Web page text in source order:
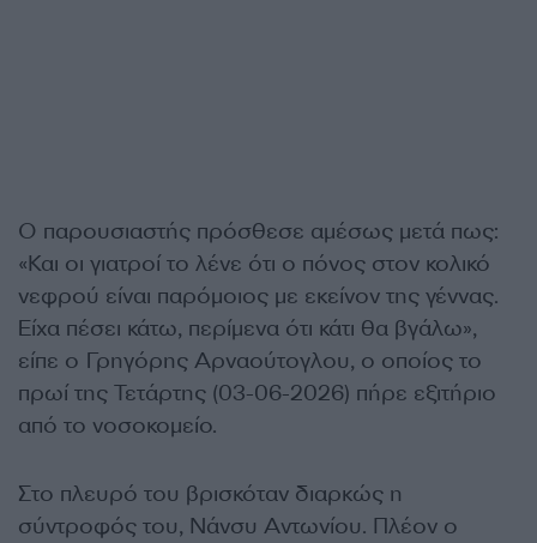
Ο παρουσιαστής πρόσθεσε αμέσως μετά πως:
«Και οι γιατροί το λένε ότι ο πόνος στον κολικό
νεφρού είναι παρόμοιος με εκείνον της γέννας.
Είχα πέσει κάτω, περίμενα ότι κάτι θα βγάλω»,
είπε ο Γρηγόρης Αρναούτογλου, ο οποίος το
πρωί της Τετάρτης (03-06-2026) πήρε εξιτήριο
από το νοσοκομείο.
Στο πλευρό του βρισκόταν διαρκώς η
σύντροφός του, Νάνσυ Αντωνίου. Πλέον ο